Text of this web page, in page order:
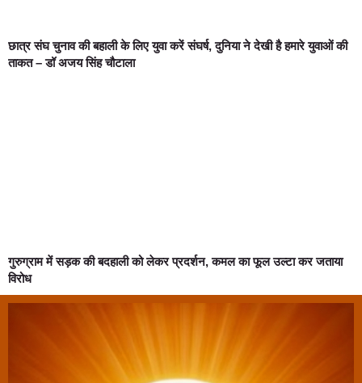
छात्र संघ चुनाव की बहाली के लिए युवा करें संघर्ष, दुनिया ने देखी है हमारे युवाओं की
ताकत – डॉ अजय सिंह चौटाला
गुरुग्राम में सड़क की बदहाली को लेकर प्रदर्शन, कमल का फूल उल्टा कर जताया
विरोध